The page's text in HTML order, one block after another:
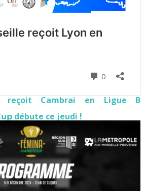
reçoit Cambrai en Ligue B
débute ce jeudi !